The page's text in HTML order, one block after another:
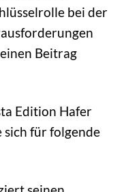
bei der
Beitrag
Edition Hafer
für folgende